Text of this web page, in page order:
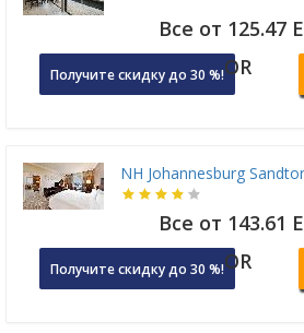
Все от 125.47
Получите скидку до 30 %!OR
NH Johannesburg
Все от 143.61
Получите скидку до 30 %!OR